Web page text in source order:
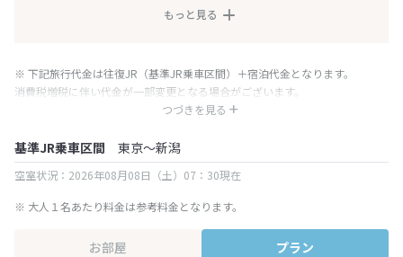
もっと見る
つづきを見る
※ 下記旅行代金は往復JR（基準JR乗車区間）＋宿泊代金となります。
消費税増税に伴い代金が一部変更となる場合がございます。
※ 表示されている旅行代金・プラン内容は一定時間ごとに更新されます。最
基準JR乗車区間 東京～新潟
空室状況：2026年08月08日（土）07：30現在
※ 大人１名あたり料金は参考料金となります。
お部屋 プラン